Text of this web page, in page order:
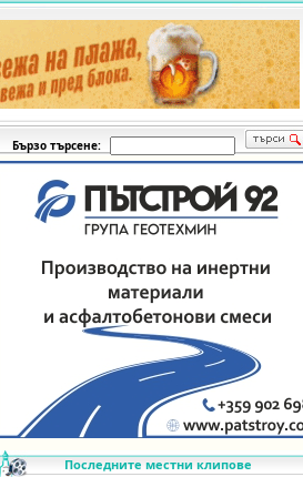
Бързо търсене:
Последните местни клипове